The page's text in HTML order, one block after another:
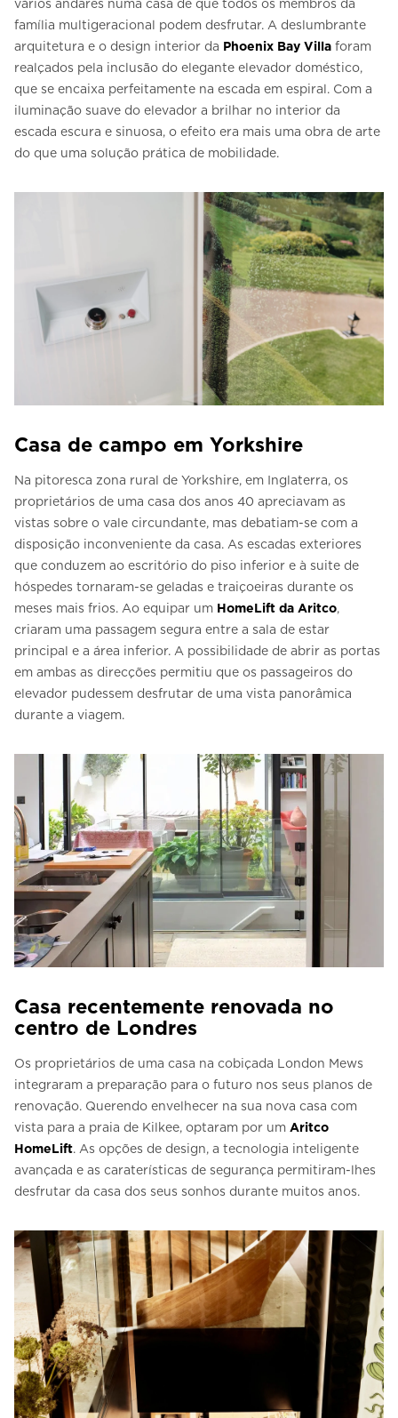
vários andares numa casa de que todos os membros da
família multigeracional podem desfrutar. A deslumbrante
arquitetura e o design interior da Phoenix Bay Villa foram
realçados pela inclusão do elegante elevador doméstico,
que se encaixa perfeitamente na escada em espiral. Com a
iluminação suave do elevador a brilhar no interior da
escada escura e sinuosa, o efeito era mais uma obra de arte
do que uma solução prática de mobilidade.
Casa de campo em Yorkshire
Na pitoresca zona rural de Yorkshire, em Inglaterra, os
proprietários de uma casa dos anos 40 apreciavam as
vistas sobre o vale circundante, mas debatiam-se com a
disposição inconveniente da casa. As escadas exteriores
que conduzem ao escritório do piso inferior e à suite de
hóspedes tornaram-se geladas e traiçoeiras durante os
meses mais frios. Ao equipar um HomeLift da Aritco,
criaram uma passagem segura entre a sala de estar
principal e a área inferior. A possibilidade de abrir as portas
em ambas as direcções permitiu que os passageiros do
elevador pudessem desfrutar de uma vista panorâmica
durante a viagem.
Casa recentemente renovada no
centro de Londres
Os proprietários de uma casa na cobiçada London Mews
integraram a preparação para o futuro nos seus planos de
renovação. Querendo envelhecer na sua nova casa com
vista para a praia de Kilkee, optaram por um Aritco
HomeLift. As opções de design, a tecnologia inteligente
avançada e as caraterísticas de segurança permitiram-lhes
desfrutar da casa dos seus sonhos durante muitos anos.